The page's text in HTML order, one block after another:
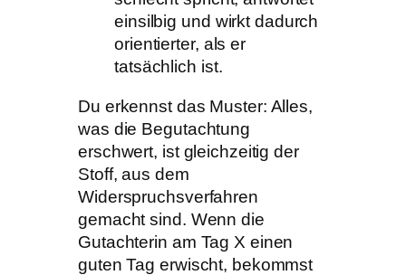
einsilbig und wirkt dadurch
orientierter, als er
tatsächlich ist.
Du erkennst das Muster: Alles,
was die Begutachtung
erschwert, ist gleichzeitig der
Stoff, aus dem
Widerspruchsverfahren
gemacht sind. Wenn die
Gutachterin am Tag X einen
guten Tag erwischt, bekommst